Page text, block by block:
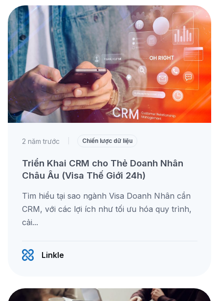
2 năm trước Chiến lược dữ liệu
Triển Khai CRM cho Thẻ Doanh Nhân
Châu Âu (Visa Thế Giới 24h)
Tìm hiểu tại sao ngành Visa Doanh Nhân cần
CRM, với các lợi ích như tối ưu hóa quy trình,
cải...
Linkle